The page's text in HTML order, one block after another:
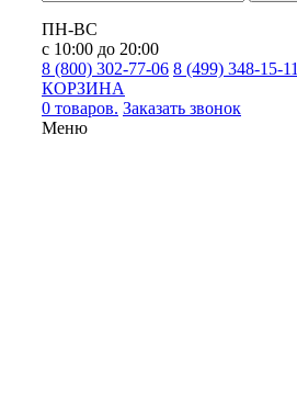
ПН-ВС
с 10:00 до 20:00
8 (800) 302-77-06 8 (499) 348-15-11
КОРЗИНА
0 товаров. Заказать звонок
Меню